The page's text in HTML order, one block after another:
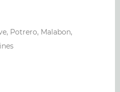
Potrero, Malabon,